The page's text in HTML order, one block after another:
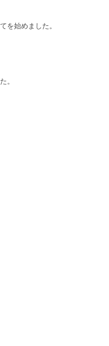
を始めました。
。